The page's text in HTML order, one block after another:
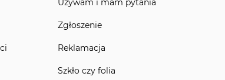
Używam i mam pytania
Zgłoszenie
Reklamacja
Szkło czy folia